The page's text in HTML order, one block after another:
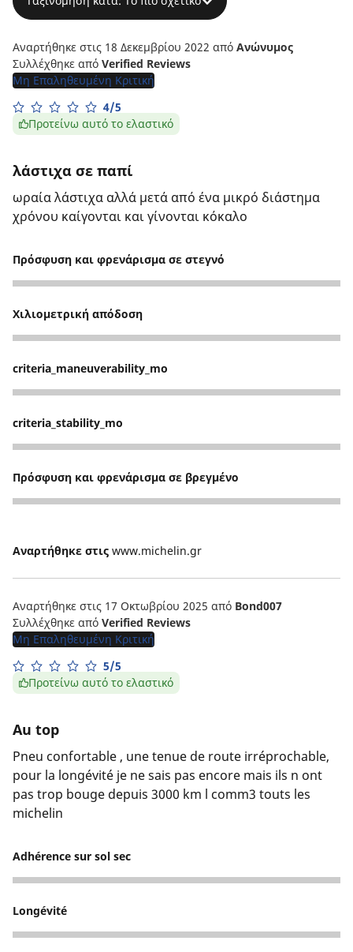
Αναρτήθηκε στις 18 Δεκεμβρίου 2022 από Ανώνυμος
Συλλέχθηκε από Verified Reviews
Μη Επαληθευμένη Κριτική
4/5
Προτείνω αυτό το ελαστικό
λάστιχα σε παπί
ωραία λάστιχα αλλά μετά από ένα μικρό διάστημα
χρόνου καίγονται και γίνονται κόκαλο
Πρόσφυση και φρενάρισμα σε στεγνό
5
Χιλιομετρική απόδοση
5
criteria_maneuverability_mo
4
criteria_stability_mo
4
Πρόσφυση και φρενάρισμα σε βρεγμένο
4
Αναρτήθηκε στις www.michelin.gr
Αναρτήθηκε στις 17 Οκτωβρίου 2025 από Bond007
Συλλέχθηκε από Verified Reviews
Μη Επαληθευμένη Κριτική
5/5
Προτείνω αυτό το ελαστικό
Au top
Pneu confortable , une tenue de route irréprochable,
pour la longévité je ne sais pas encore mais ils n ont
pas trop bouge depuis 3000 km l comm3 touts les
michelin
Adhérence sur sol sec
5
Longévité
4